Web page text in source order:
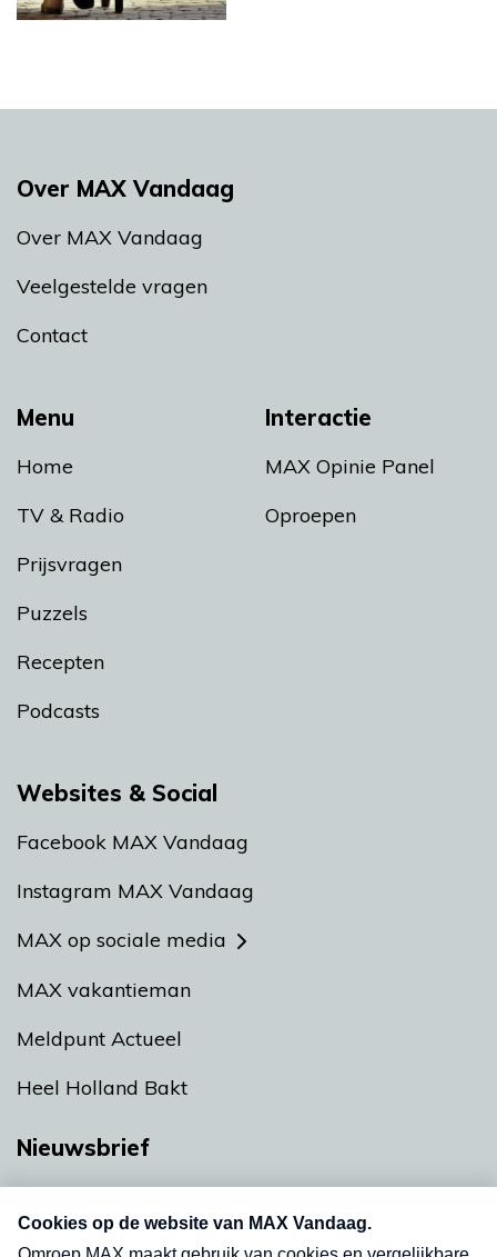
Menu
Home
TV & Radio
Prijsvragen
Puzzels
Recepten
Podcasts
Interactie
MAX Opinie Panel
Oproepen
Over MAX Vandaag
Over MAX Vandaag
Veelgestelde vragen
Contact
Websites & Social
Facebook MAX Vandaag
Instagram MAX Vandaag
MAX op sociale media
MAX vakantieman
Meldpunt Actueel
Heel Holland Bakt
Nieuwsbrief
nieuwsbrief. Elke vrijdag- en dinsdagochtend in
uw mailbox.